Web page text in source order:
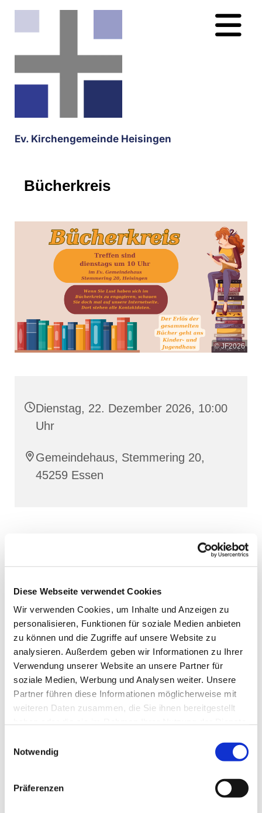
Diese Webseite verwendet Cookies
Wir verwenden Cookies, um Inhalte und Anzeigen zu
personalisieren, Funktionen für soziale Medien anbieten
zu können und die Zugriffe auf unsere Website zu
analysieren. Außerdem geben wir Informationen zu Ihrer
Verwendung unserer Website an unsere Partner für
soziale Medien, Werbung und Analysen weiter. Unsere
Partner führen diese Informationen möglicherweise mit
weiteren Daten zusammen, die Sie ihnen bereitgestellt
Notwendig
Präferenzen
Ev. Kirchengemeinde Heisingen
Bücherkreis
© JF2026
Dienstag, 22. Dezember 2026, 10:00
Uhr
Gemeindehaus, Stemmering 20,
45259 Essen